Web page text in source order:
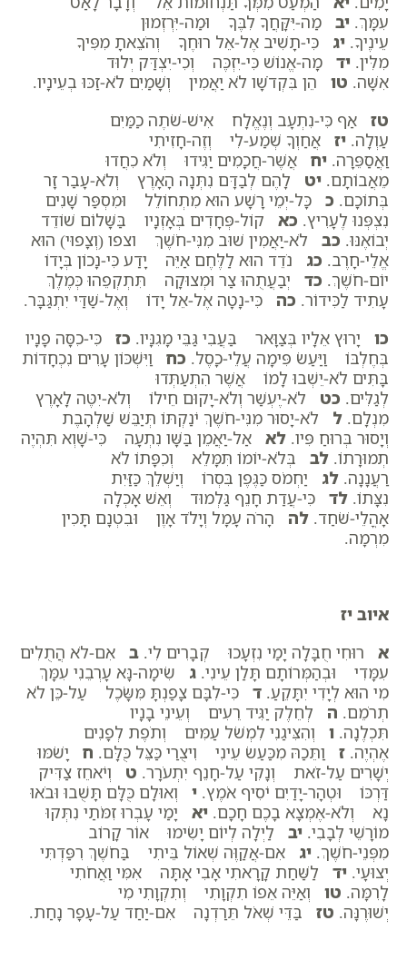
עִמָּךְ. יב מַה-יִּקָּחֲךָ לִבֶּךָ וּמַה-יִּרְזְמוּן
עֵינֶיךָ. יג כִּי-תָשִׁיב אֶל-אֵל רוּחֶךָ וְהֹצֵאתָ מִפִּיךָ
מִלִּין. יד מָה-אֱנוֹשׁ כִּי-יִזְכֶּה וְכִי-יִצְדַּק יְלוּד
אִשָּׁה. טו הֵן בִּקְדֹשָׁו לֹא יַאֲמִין וְשָׁמַיִם לֹא-זַכּוּ בְעֵינָיו.
טז אַף כִּי-נִתְעָב וְנֶאֱלָח אִישׁ-שֹׁתֶה כַמַּיִם
עַוְלָה. יז אֲחַוְךָ שְׁמַע-לִי וְזֶה-חָזִיתִי
וַאֲסַפֵּרָה. יח אֲשֶׁר-חֲכָמִים יַגִּידוּ וְלֹא כִחֲדוּ
מֵאֲבוֹתָם. יט לָהֶם לְבַדָּם נִתְּנָה הָאָרֶץ וְלֹא-עָבַר זָר
בְּתוֹכָם. כ כָּל-יְמֵי רָשָׁע הוּא מִתְחוֹלֵל וּמִסְפַּר שָׁנִים
נִצְפְּנוּ לֶעָרִיץ. כא קוֹל-פְּחָדִים בְּאָזְנָיו בַּשָּׁלוֹם שׁוֹדֵד
יְבוֹאֶנּוּ. כב לֹא-יַאֲמִין שׁוּב מִנִּי-חֹשֶׁךְ וצפו (וְצָפוּי) הוּא
אֱלֵי-חָרֶב. כג נֹדֵד הוּא לַלֶּחֶם אַיֵּה יָדַע כִּי-נָכוֹן בְּיָדוֹ
יוֹם-חֹשֶׁךְ. כד יְבַעֲתֻהוּ צַר וּמְצוּקָה תִּתְקְפֵהוּ כְּמֶלֶךְ
עָתִיד לַכִּידוֹר. כה כִּי-נָטָה אֶל-אֵל יָדוֹ וְאֶל-שַׁדַּי יִתְגַּבָּר.
כו יָרוּץ אֵלָיו בְּצַוָּאר בַּעֲבִי גַּבֵּי מָגִנָּיו. כז כִּי-כִסָּה פָנָיו
בְּחֶלְבּוֹ וַיַּעַשׂ פִּימָה עֲלֵי-כָסֶל. כח וַיִּשְׁכּוֹן עָרִים נִכְחָדוֹת
בָּתִּים לֹא-יֵשְׁבוּ לָמוֹ אֲשֶׁר הִתְעַתְּדוּ
לְגַלִּים. כט לֹא-יֶעְשַׁר וְלֹא-יָקוּם חֵילוֹ וְלֹא-יִטֶּה לָאָרֶץ
מִנְלָם. ל לֹא-יָסוּר מִנִּי-חֹשֶׁךְ יֹנַקְתּוֹ תְּיַבֵּשׁ שַׁלְהָבֶת
וְיָסוּר בְּרוּחַ פִּיו. לא אַל-יַאֲמֵן בַּשָּׁו נִתְעָה כִּי-שָׁוְא תִּהְיֶה
תְמוּרָתוֹ. לב בְּלֹא-יוֹמוֹ תִּמָּלֵא וְכִפָּתוֹ לֹא
רַעֲנָנָה. לג יַחְמֹס כַּגֶּפֶן בִּסְרוֹ וְיַשְׁלֵךְ כַּזַּיִת
נִצָּתוֹ. לד כִּי-עֲדַת חָנֵף גַּלְמוּד וְאֵשׁ אָכְלָה
אָהֳלֵי-שֹׁחַד. לה הָרֹה עָמָל וְיָלֹד אָוֶן וּבִטְנָם תָּכִין
מִרְמָה.
איוב יז
א רוּחִי חֻבָּלָה יָמַי נִזְעָכוּ קְבָרִים לִי. ב אִם-לֹא הֲתֻלִים
עִמָּדִי וּבְהַמְּרוֹתָם תָּלַן עֵינִי. ג שִׂימָה-נָּא עָרְבֵנִי עִמָּךְ
מִי הוּא לְיָדִי יִתָּקֵעַ. ד כִּי-לִבָּם צָפַנְתָּ מִּשָּׂכֶל עַל-כֵּן לֹא
תְרֹמֵם. ה לְחֵלֶק יַגִּיד רֵעִים וְעֵינֵי בָנָיו
תִּכְלֶנָה. ו וְהִצִּיגַנִי לִמְשֹׁל עַמִּים וְתֹפֶת לְפָנִים
אֶהְיֶה. ז וַתֵּכַהּ מִכַּעַשׂ עֵינִי וִיצֻרַי כַּצֵּל כֻּלָּם. ח יָשֹׁמּוּ
יְשָׁרִים עַל-זֹאת וְנָקִי עַל-חָנֵף יִתְעֹרָר. ט וְיֹאחֵז צַדִּיק
דַּרְכּוֹ וּטְהָר-יָדַיִם יֹסִיף אֹמֶץ. י וְאוּלָם כֻּלָּם תָּשֻׁבוּ וּבֹאוּ
נָא וְלֹא-אֶמְצָא בָכֶם חָכָם. יא יָמַי עָבְרוּ זִמֹּתַי נִתְּקוּ
מוֹרָשֵׁי לְבָבִי. יב לַיְלָה לְיוֹם יָשִׂימוּ אוֹר קָרוֹב
מִפְּנֵי-חֹשֶׁךְ. יג אִם-אֲקַוֶּה שְׁאוֹל בֵּיתִי בַּחֹשֶׁךְ רִפַּדְתִּי
יְצוּעָי. יד לַשַּׁחַת קָרָאתִי אָבִי אָתָּה אִמִּי וַאֲחֹתִי
לָרִמָּה. טו וְאַיֵּה אֵפוֹ תִקְוָתִי וְתִקְוָתִי מִי
יְשׁוּרֶנָּה. טז בַּדֵּי שְׁאֹל תֵּרַדְנָה אִם-יַחַד עַל-עָפָר נָחַת.